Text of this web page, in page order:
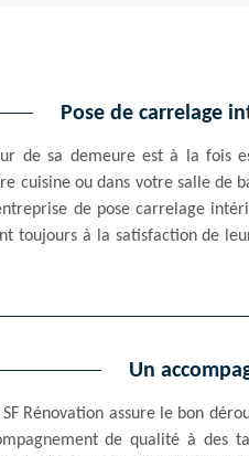
Pose de carrelage
de sa demeure est à la fois
cuisine ou dans votre salle de
de pose carrelage
toujours à la satisfaction de
Un
SF Rénovation assure le bon
de qualité à